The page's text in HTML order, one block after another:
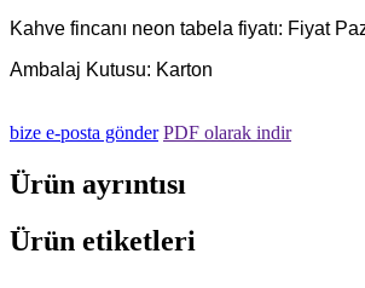
Kahve fincanı neon tabela fiyatı: Fiyat
Ambalaj Kutusu: Karton
bize e-posta gönder PDF olarak indir
Ürün ayrıntısı
Ürün etiketleri